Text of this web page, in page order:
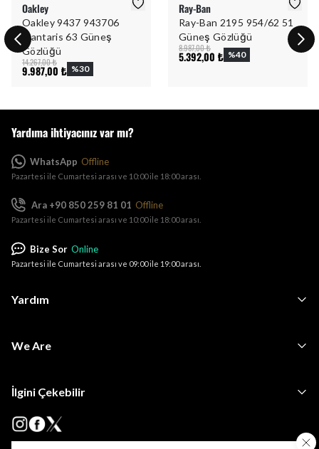
Oakley
Oakley 9437 943706
Plantaris 63 Güneş
Gözlüğü
14.267,00 ₺
9.987,00 ₺ %30
Ray-Ban
Ray-Ban 2195 954/62 51
Güneş Gözlüğü
8.987,00 ₺
5.392,00 ₺ %40
Yardım
We Are
İlgini Çekebilir
Yardıma ihtiyacınız var mı?
WhatsApp Offline
Pazartesi ile Cumartesi arası ve 10:00 ile 18:00 arası.
Ara +90 850 259 81 01 Offline
Pazartesi ile Cumartesi arası ve 10:00 ile 18:00 arası.
Bize Sor Online
Pazartesi ile Cumartesi arası ve 09:00 ile 19:00 arası.